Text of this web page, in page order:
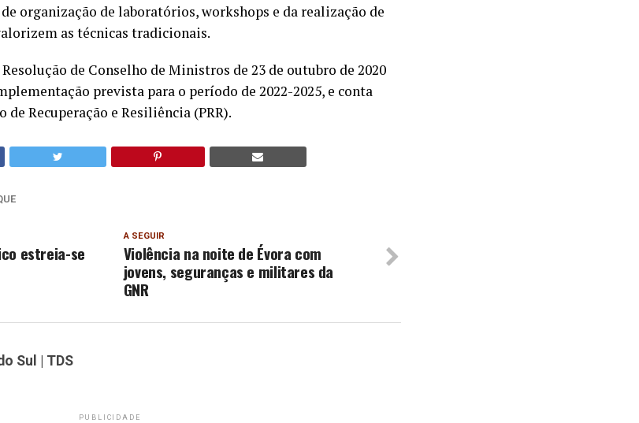
organização de laboratórios, workshops e da realização de
as técnicas tradicionais.
de Conselho de Ministros de 23 de outubro de 2020
prevista para o período de 2022-2025, e conta
Recuperação e Resiliência (PRR).
A SEGUIR
Violência na noite de Évora com
jovens, seguranças e militares da
GNR
estreia-se
Sul | TDS
PUBLICIDADE